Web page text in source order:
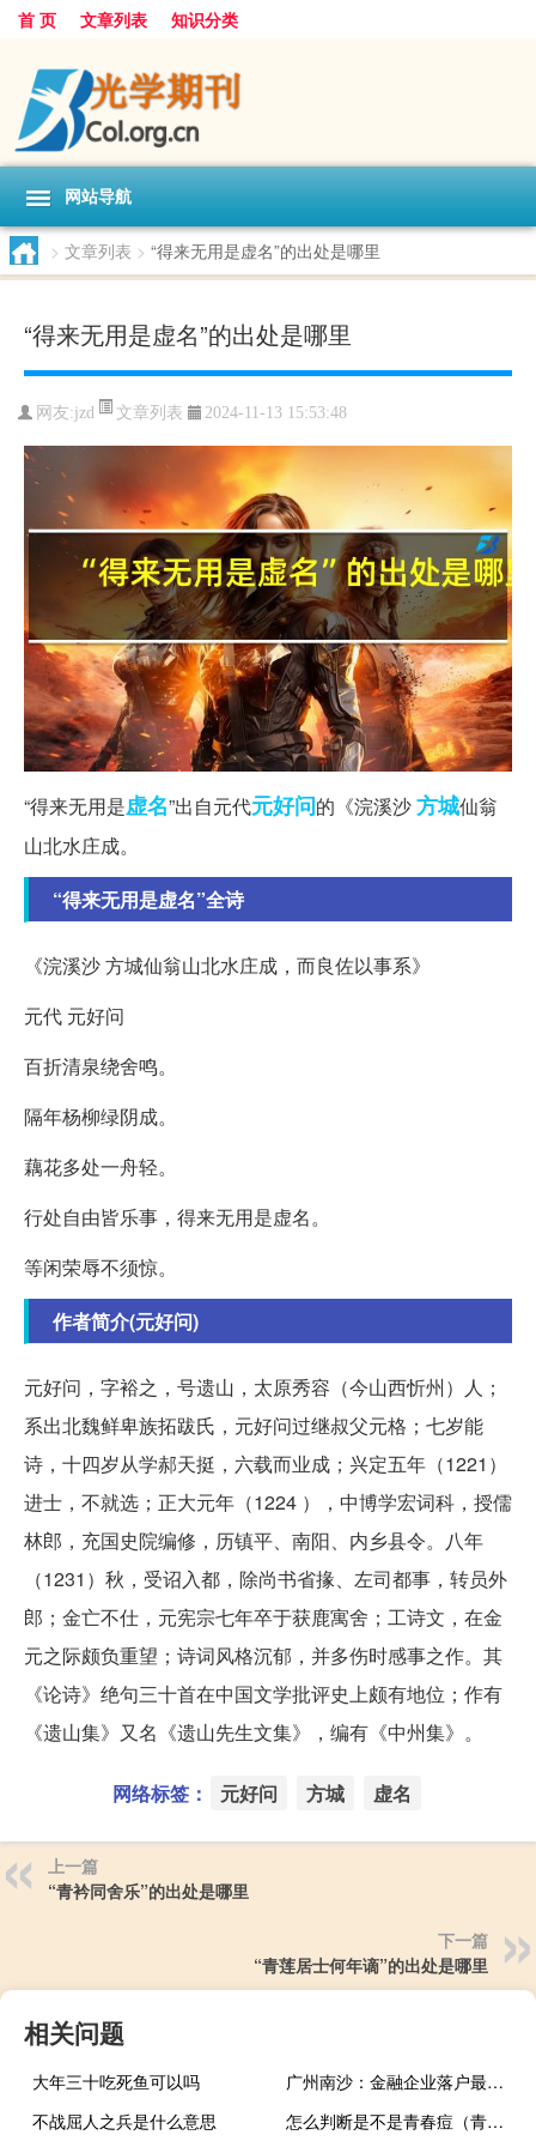
首 页 文章列表 知识分类
网站导航
> 文章列表 > “得来无用是虚名”的出处是哪里
“得来无用是虚名”的出处是哪里
网友:jzd 文章列表 2024-11-13 15:53:48
“得来无用是虚名”出自元代元好问的《浣溪沙方城仙翁
山北水庄成。
“得来无用是虚名”全诗
《浣溪沙 方城仙翁山北水庄成，而良佐以事系》
元代 元好问
百折清泉绕舍鸣。
隔年杨柳绿阴成。
藕花多处一舟轻。
行处自由皆乐事，得来无用是虚名。
等闲荣辱不须惊。
作者简介(元好问)
元好问，字裕之，号遗山，太原秀容（今山西忻州）人；
系出北魏鲜卑族拓跋氏，元好问过继叔父元格；七岁能
诗，十四岁从学郝天挺，六载而业成；兴定五年（1221）
进士，不就选；正大元年（1224 ），中博学宏词科，授儒
林郎，充国史院编修，历镇平、南阳、内乡县令。八年
（1231）秋，受诏入都，除尚书省掾、左司都事，转员外
郎；金亡不仕，元宪宗七年卒于获鹿寓舍；工诗文，在金
元之际颇负重望；诗词风格沉郁，并多伤时感事之作。其
《论诗》绝句三十首在中国文学批评史上颇有地位；作有
《遗山集》又名《遗山先生文集》，编有《中州集》。
网络标签： 元好问 方城 虚名
上一篇
“青衿同舍乐”的出处是哪里
下一篇
“青莲居士何年谪”的出处是哪里
相关问题
大年三十吃死鱼可以吗
广州南沙：金融企业落户最高奖励5000万元
不战屈人之兵是什么意思
怎么判断是不是青春痘（青春痘会自己消失吗）